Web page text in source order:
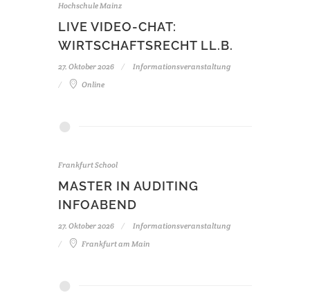
Hochschule Mainz
LIVE VIDEO-CHAT:
WIRTSCHAFTSRECHT LL.B.
27. Oktober 2026
Informationsveranstaltung
Online
Frankfurt School
MASTER IN AUDITING
INFOABEND
27. Oktober 2026
Informationsveranstaltung
Frankfurt am Main